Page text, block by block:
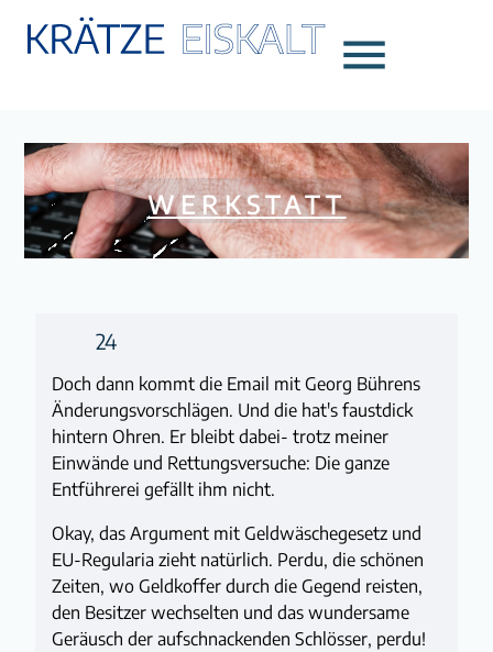
menu
WERKSTATT
24
Doch dann kommt die Email mit Georg Bührens
Änderungsvorschlägen. Und die hat's faustdick
hintern Ohren. Er bleibt dabei- trotz meiner
Einwände und Rettungsversuche: Die ganze
Entführerei gefällt ihm nicht.
Okay, das Argument mit Geldwäschegesetz und
EU-Regularia zieht natürlich. Perdu, die schönen
Zeiten, wo Geldkoffer durch die Gegend reisten,
den Besitzer wechselten und das wundersame
Geräusch der aufschnackenden Schlösser, perdu!